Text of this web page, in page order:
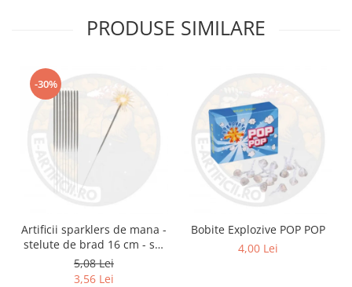
PRODUSE SIMILARE
-30%
Artificii sparklers de mana -
stelute de brad 16 cm - set
10 buc
5,08 Lei
3,56 Lei
Bobite Explozive POP POP
4,00 Lei